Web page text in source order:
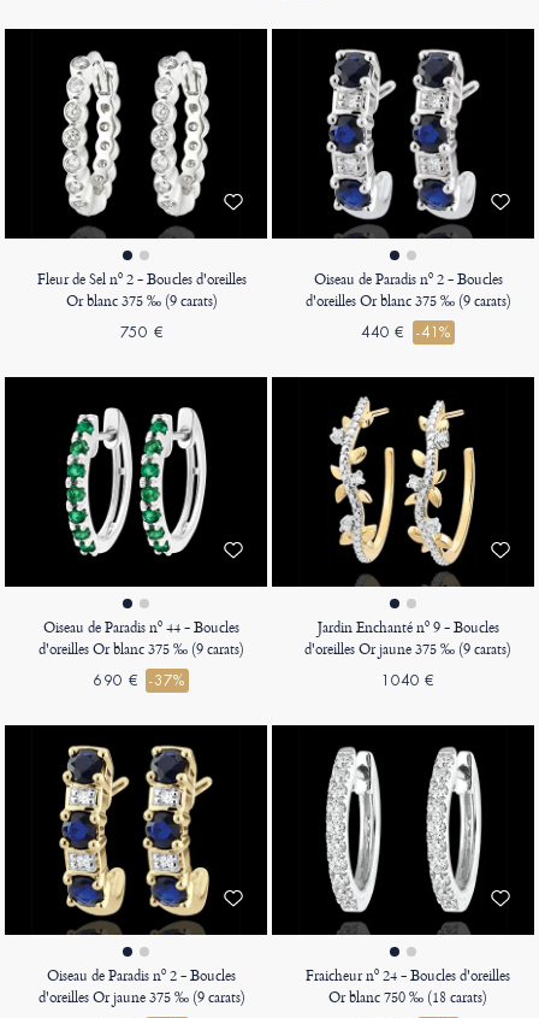
Fleur de Sel nº 2 - Boucles d'oreilles
Or blanc 375 ‰ (9 carats)
750 €
Oiseau de Paradis nº 2 - Boucles
d'oreilles Or blanc 375 ‰ (9 carats)
440 € -41%
Oiseau de Paradis nº 44 - Boucles
d'oreilles Or blanc 375 ‰ (9 carats)
690 € -37%
Jardin Enchanté nº 9 - Boucles
d'oreilles Or jaune 375 ‰ (9 carats)
1040 €
Oiseau de Paradis nº 2 - Boucles
d'oreilles Or jaune 375 ‰ (9 carats)
Fraicheur nº 24 - Boucles d'oreilles
Or blanc 750 ‰ (18 carats)